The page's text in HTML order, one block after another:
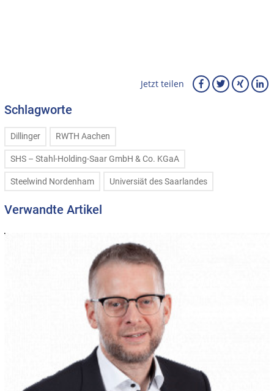
Jetzt teilen
Schlagworte
Dillinger RWTH Aachen
SHS – Stahl-Holding-Saar GmbH & Co. KGaA
Steelwind Nordenham Universiät des Saarlandes
Verwandte Artikel